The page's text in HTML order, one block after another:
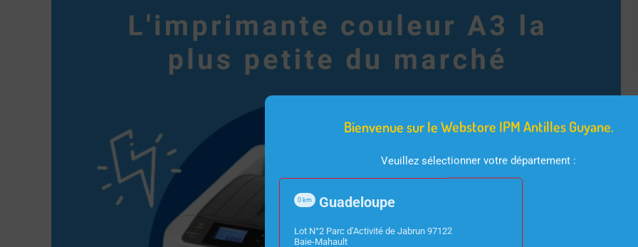
Bienvenue sur le Webstore IPM Antilles Guyane.
Veuillez sélectionner votre département :
Guadeloupe
0 km
Lot N°2 Parc d’Activité de Jabrun 97122
Baie-Mahault